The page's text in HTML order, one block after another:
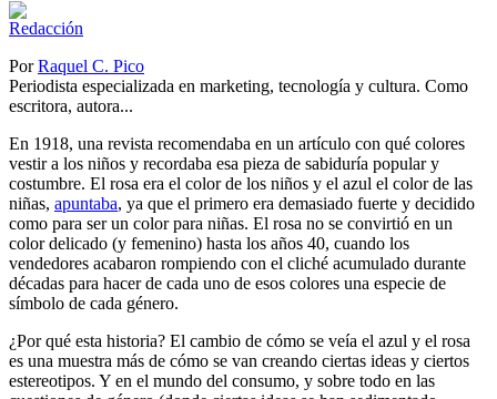
PorRaquel C. Pico
Periodista especializada en marketing, tecnología y cultura. Como
escritora, autora...
En 1918, una revista recomendaba en un artículo con qué colores
vestir a los niños y recordaba esa pieza de sabiduría popular y
costumbre. El rosa era el color de los niños y el azul el color de las
niñas, apuntaba, ya que el primero era demasiado fuerte y decidido
como para ser un color para niñas. El rosa no se convirtió en un
color delicado (y femenino) hasta los años 40, cuando los
vendedores acabaron rompiendo con el cliché acumulado durante
décadas para hacer de cada uno de esos colores una especie de
símbolo de cada género.
¿Por qué esta historia? El cambio de cómo se veía el azul y el rosa
es una muestra más de cómo se van creando ciertas ideas y ciertos
estereotipos. Y en el mundo del consumo, y sobre todo en las